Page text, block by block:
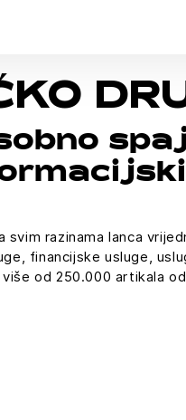
svim razinama lanca
financijske usluge,
od 250.000 artikala